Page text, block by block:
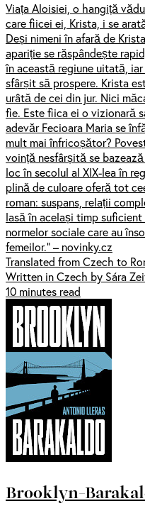
Viața Aloisiei, o hangiță
care fiicei ei, Krista, i se
Deși nimeni în afară de
apariție se răspândește
în această regiune uitată,
sfârșit să prospere. Krista
urâtă de cei din jur. Nici
fie. Este fiica ei o vizionară
adevăr Fecioara Maria se
mult mai înfricoșător?
voință nesfârșită se
loc în secolul al XIX-lea în
plină de culoare oferă tot
roman: suspans, relații
lasă în același timp
normelor sociale care au
femeilor.” – novinky.cz
Translated from Czech to
Written in Czech by Sára
10 minutes read
Brooklyn-